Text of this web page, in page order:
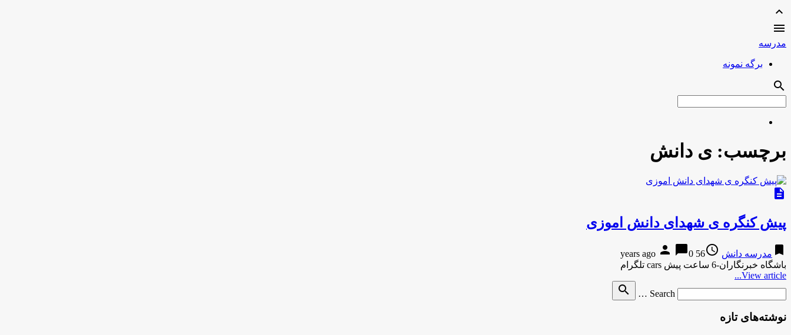
expand_less

مدرسه
برگه نمونه
search
برچسب: ی دانش
description
پیش کنگره ی شهدای دانش اموزی
bookmark مدرسه دانش access_time
56 years ago
person chat_bubble0
باشگاه خبرنگاران-6 ساعت پیش cars تلگرام
View article...
Search …
search
نوشته‌های تازه